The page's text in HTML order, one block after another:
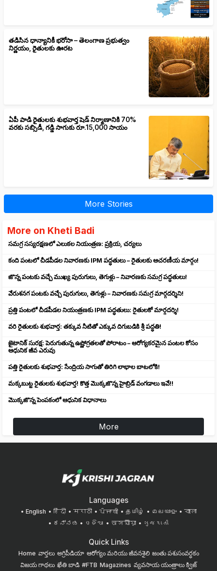
తడిసిన ధాన్యానికీ భరోసా – తెలంగాణ ప్రభుత్వం
నిర్ణయం, రైతులకు ఊరట
ఏపీ పాడి రైతులకు శుభవార్త షెడ్ నిర్మాణానికి 70%
వరకు సబ్సిడీ, గడ్డి సాగుకు రూ.15,000 సాయం
More Stories
More on Kheti Badi
సమగ్ర సస్యరక్షణలో ఎలుకల నియంత్రణ: ప్రక్రియ, చర్యలు
కంది పంటలో చీడపీడల నివారణకు IPM పద్ధతులు – రైతులకు ఆచరణీయ మార్గం!
జొన్న పంటకు వచ్చే ముఖ్య పురుగులు, తెగుళ్లు – నివారణకు సమగ్ర పద్ధతులు!
వేరుశనగ పంటకు వచ్చే పురుగులు, తెగుళ్లు – నివారణకు సమగ్ర మార్గదర్శిని!
ప్రత్తి పంటలో చీడపీడల నియంత్రణకు IPM పద్ధతులు: రైతులకో మార్గదర్శి!
వరి రైతులకు శుభవార్త: తక్కువ నీటితో ఎక్కువ దిగుబడికి శ్రీ పద్ధతి!
జైటానిక్ సురక్ష: పెరుగుతున్న ఉష్ణోగ్రతలతో పోరాటం – ఆరోగ్యకరమైన పంటల కోసం
ఆధునిక జీవ ఎరువు
పత్తి రైతులకు శుభవార్త: సేంద్రియ సాగుతో తిరిగి లాభాల బాటలోకి!
మక్కబుట్ట రైతులకు శుభవార్త! కొత్త మొక్కజొన్న హైబ్రిడ్ వంగడాలు ఇవే!!
మొక్కజొన్న పెంపకంలో ఆధునిక విధానాలు
More
Languages
English हिंदी मराठी ਪੰਜਾਬੀ தமிழ் മലയാളം
বাংলা
ಕನ್ನಡ
ଓଡିଆ অসমীয়া ગુજરાતી
Quick Links
Home వార్తలు అగ్రిపీడియా ఆరోగ్యం మరియు జీవనశైలి జంతు పశుసంవర్ధకం
విజయ గాథలు ఖేతి బాడి #FTB Magazines వ్యవసాయ యంత్రాలు క్విజ్